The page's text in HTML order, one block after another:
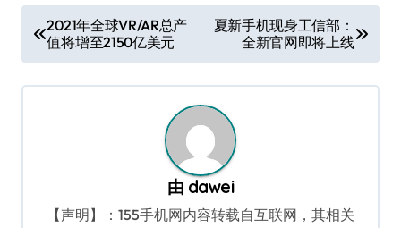
章
导
2021年全球VR/AR总产
值将增至2150亿美元
夏新手机现身工信部：
全新官网即将上线
由 dawei
【声明】：155手机网内容转载自互联网，其相关